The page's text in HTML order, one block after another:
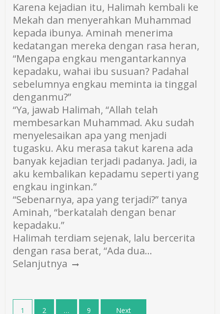
Karena kejadian itu, Halimah kembali ke
Mekah dan menyerahkan Muhammad
kepada ibunya. Aminah menerima
kedatangan mereka dengan rasa heran,
“Mengapa engkau mengantarkannya
kepadaku, wahai ibu susuan? Padahal
sebelumnya engkau meminta ia tinggal
denganmu?”
“Ya, jawab Halimah, “Allah telah
membesarkan Muhammad. Aku sudah
menyelesaikan apa yang menjadi
tugasku. Aku merasa takut karena ada
banyak kejadian terjadi padanya. Jadi, ia
aku kembalikan kepadamu seperti yang
engkau inginkan.”
“Sebenarnya, apa yang terjadi?” tanya
Aminah, “berkatalah dengan benar
kepadaku.”
Halimah terdiam sejenak, lalu bercerita
dengan rasa berat, “Ada dua…
Selanjutnya
Posts
1 2 … 9 Next